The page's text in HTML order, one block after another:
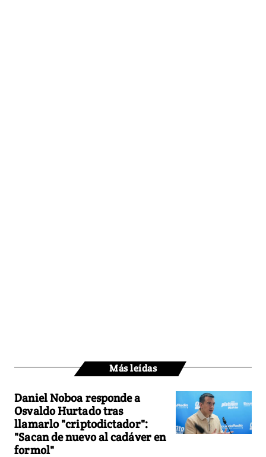
Más leídas
Daniel Noboa responde a
Osvaldo Hurtado tras
llamarlo "criptodictador":
"Sacan de nuevo al cadáver en
formol"